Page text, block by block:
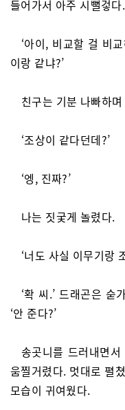
들어가서 아주 시뻘겋
‘아이, 비교할 걸 비
이랑 같냐?’
친구는 기분 나빠하
‘조상이 같다던데?’
‘엥, 진짜?’
나는 짓궂게 놀렸다.
‘너도 사실 이무기랑
‘확 씨.’ 드래곤은
‘안 준다?’
송곳니를 드러내면
움찔거렸다. 멋대로 펼
모습이 귀여웠다.